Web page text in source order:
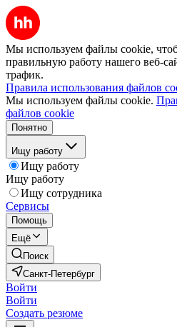
Мы используем файлы cookie,
правильную работу нашего веб-
трафик.
Правила использования файлов
Мы используем файлы cookie.
файлов cookie
Понятно
Ищу работу
Ищу работу
Ищу работу
Ищу сотрудника
Сервисы
Помощь
Ещё
Поиск
Санкт-Петербург
Войти
Войти
Создать резюме